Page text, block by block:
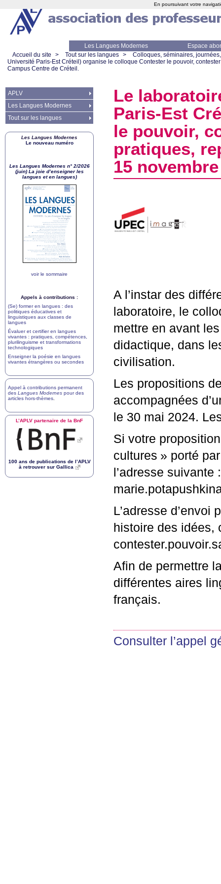
Les Langues Modernes
Espace
Accueil du site
> Tout sur les langues >
Colloques, séminaires,
Université Paris-Est Créteil) organise le colloque Contester le pouvoir,
Campus Centre de Créteil.
Le
Paris-Est
le pouvoir,
pratiques,
15
A l’instar des
laboratoire, le
mettre en avant
didactique, dans
civilisation.
Les propositions
accompagnées
le 30 mai 2024.
Si votre
cultures » porté
l’adresse suivante :
L’adresse
histoire des idées,
Afin de permettre
différentes aires
français.
Consulter l’appel
APLV
Les Langues Modernes
Tout sur les langues
Les Langues Modernes
Le nouveau numéro
Les Langues Modernes n° 2/2026
(juin) La joie d’enseigner les
langues et en langues)
voir le sommaire
Appels à contributions :
(Se) former en langues : des
politiques éducatives et
linguistiques aux classes de
langues
Évaluer et certifier en langues
vivantes : pratiques, compétences,
plurilinguisme et transformations
technologiques
Enseigner la poésie en langues
vivantes étrangères ou secondes
Appel à contributions permanent
des Langues Modernes pour des
articles hors-thèmes
L’APLV partenaire de la BnF
100 ans de publications de l’APLV
à retrouver sur Gallica
En poursuivant votre